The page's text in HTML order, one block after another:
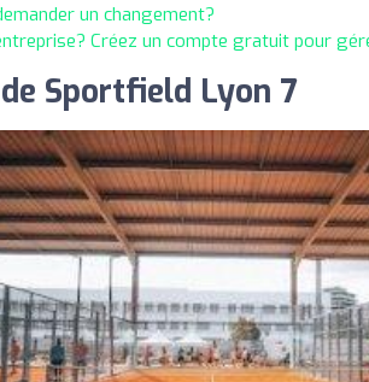
un changement?
Créez un compte gratuit pour
Sportfield Lyon 7